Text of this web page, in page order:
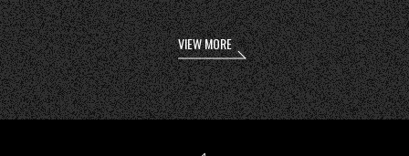
VIEW MORE